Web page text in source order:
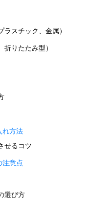
スチック、金属）
りたたみ型）
れ方法
せるコツ
注意点
選び方